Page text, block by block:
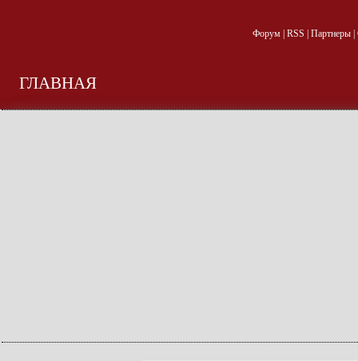
Форум| RSS Партнеры|
ГЛАВНАЯ